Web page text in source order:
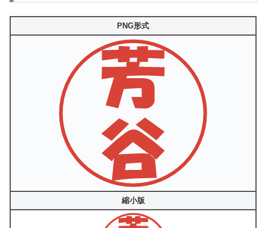
PNG形式
縮小版